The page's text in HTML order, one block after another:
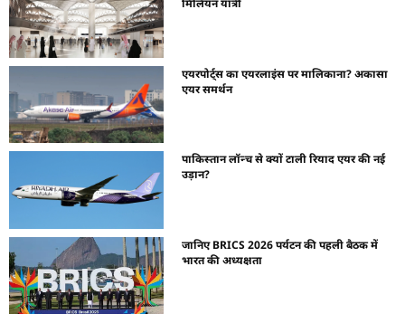
मिलियन यात्री
एयरपोर्ट्स का एयरलाइंस पर मालिकाना? अकासा
एयर समर्थन
पाकिस्तान लॉन्च से क्यों टाली रियाद एयर की नई
उड़ान?
जानिए BRICS 2026 पर्यटन की पहली बैठक में
भारत की अध्यक्षता